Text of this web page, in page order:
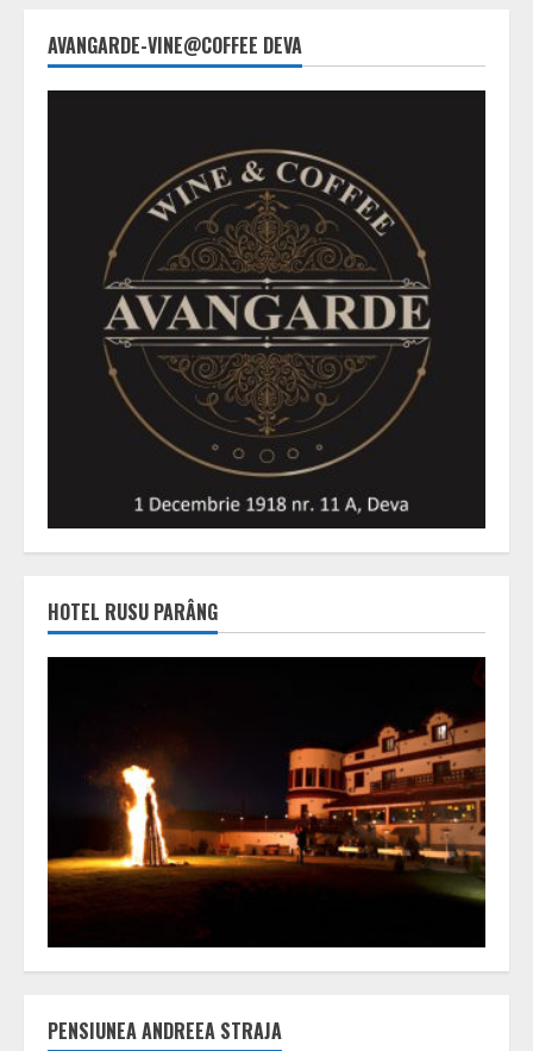
AVANGARDE-VINE@COFFEE DEVA
HOTEL RUSU PARÂNG
PENSIUNEA ANDREEA STRAJA